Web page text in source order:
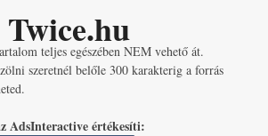
Twice.hu
teljes egészében NEM vehető át.
szeretnél belőle 300 karakterig a forrás
AdsInteractive értékesíti: